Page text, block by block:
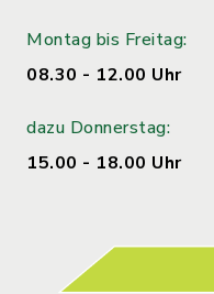
Montag bis Freitag:
08.30 - 12.00 Uhr
dazu Donnerstag:
15.00 - 18.00 Uhr